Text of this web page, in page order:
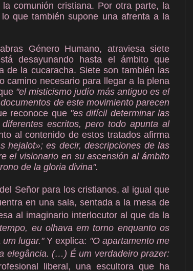
comunión cristiana. Por otra parte, la
que también supone una afrenta a la
Género Humano, atraviesa siete
desayunando hasta el ámbito que
de la cucaracha. Siete son también las
camino necesario para llegar a la plena
"el misticismo judío más antiguo es el
de este movimiento parecen
reconoce que "es difícil determinar las
escritos, pero todo apunta al
al contenido de estos tratados afirma
hejalot»; es decir, descripciones de las
el visionario en su ascensión al ámbito
de la gloria divina".
Señor para los cristianos, al igual que
en una sala, sentada a la mesa de
al imaginario interlocutor al que da la
eu olhava em torno enquanto os
um lugar."Y explica: "O apartamento me
elegância. (…) É um verdadeiro prazer:
liberal, una escultora que ha